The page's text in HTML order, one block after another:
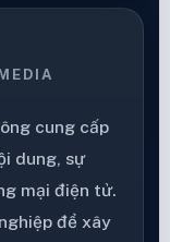
cung cấp
dung, sự
mại điện tử.
để xây